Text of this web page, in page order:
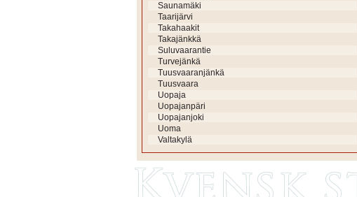
Saunamäki
Taarijärvi
Takahaakit
Takajänkkä
Suluvaarantie
Turvejänkä
Tuusvaaranjänkä
Tuusvaara
Uopaja
Uopajanpäri
Uopajanjoki
Uoma
Valtakylä